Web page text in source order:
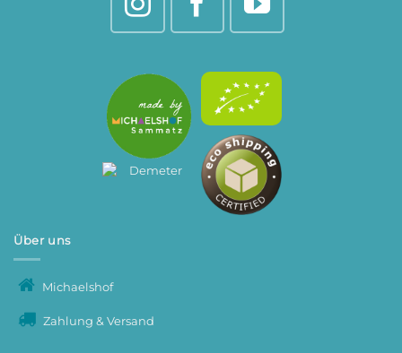
Über uns
Michaelshof
Zahlung & Versand